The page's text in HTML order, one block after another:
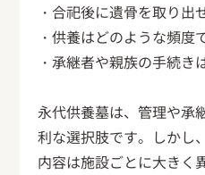
・合祀後に遺骨を取り出
・供養はどのような頻度
・承継者や親族の手続き
永代供養墓は、管理や承
利な選択肢です。しかし
内容は施設ごとに大きく